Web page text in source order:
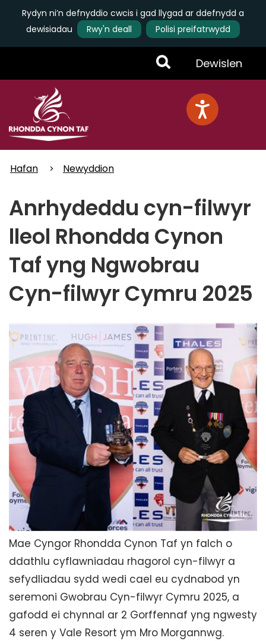
Rydyn ni’n defnyddio cwcis i gad llygad ar ddefnydd a
dewisiadau
Rwy'n deall
Polisi preifatrwydd
Toggle
Menu
Dewislen
Hafan Newyddion
Anrhydeddu cyn-filwyr
lleol Rhondda Cynon
Taf yng Ngwobrau
Cyn-filwyr Cymru 2025
Mae Cyngor Rhondda Cynon Taf yn falch o
ddathlu cyflawniadau rhagorol cyn-filwyr a
sefydliadau sydd wedi cael eu cydnabod yn
seremoni Gwobrau Cyn-filwyr Cymru 2025, a
gafodd ei chynnal ar 2 Gorffennaf yng ngwesty
4 seren y Vale Resort ym Mro Morgannwg.